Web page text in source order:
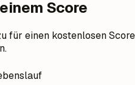
Score
für einen kostenlosen Score